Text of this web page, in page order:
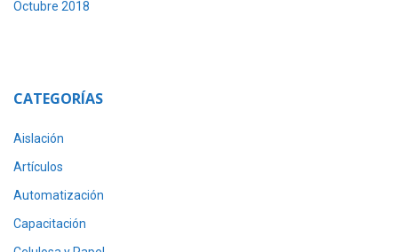
Octubre 2018
CATEGORÍAS
Aislación
Artículos
Automatización
Capacitación